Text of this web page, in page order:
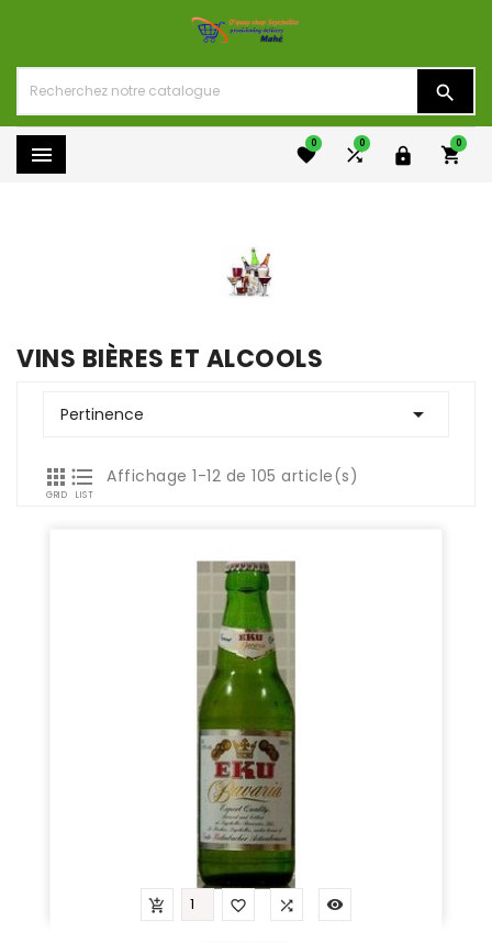

 0



0

0
VINS BIÈRES ET ALCOOLS
Pertinence 

GRID

LIST
Affichage 1-12 de 105 article(s)
   